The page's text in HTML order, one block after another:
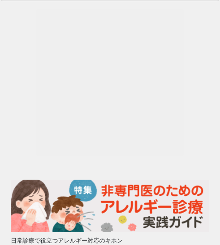
日常診療で役立つアレルギー対応のキホン